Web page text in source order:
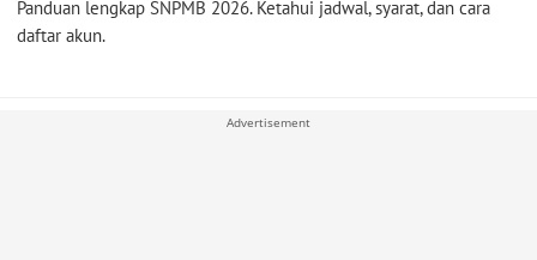
Panduan lengkap SNPMB 2026. Ketahui jadwal, syarat, dan cara
daftar akun.
Advertisement